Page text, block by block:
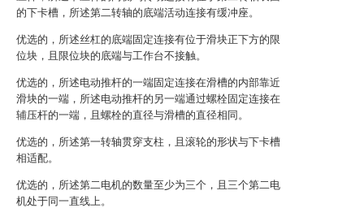
的下卡槽，所述第二转轴的底端活动连接有缓冲座。
优选的，所述丝杠的底端固定连接有位于滑块正下方的限
位块，且限位块的底端与工作台不接触。
优选的，所述电动推杆的一端固定连接在滑槽的内部靠近
滑块的一端，所述电动推杆的另一端通过螺栓固定连接在
辅压杆的一端，且螺栓的直径与滑槽的直径相同。
优选的，所述第一转轴贯穿支柱，且滚轮的形状与下卡槽
相适配。
优选的，所述第二电机的数量至少为三个，且三个第二电
机处于同一直线上。